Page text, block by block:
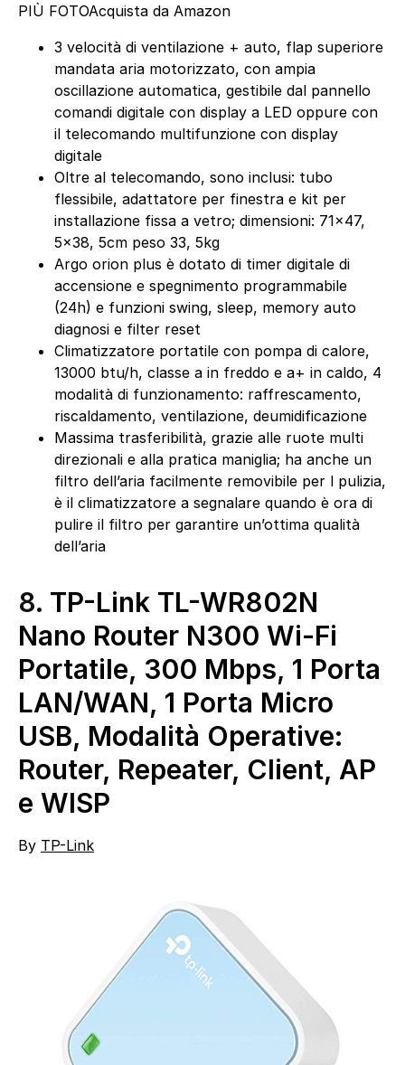
PIÙ FOTOAcquista da Amazon
3 velocità di ventilazione + auto, flap superiore
mandata aria motorizzato, con ampia
oscillazione automatica, gestibile dal pannello
comandi digitale con display a LED oppure con
il telecomando multifunzione con display
digitale
Oltre al telecomando, sono inclusi: tubo
flessibile, adattatore per finestra e kit per
installazione fissa a vetro; dimensioni: 71×47,
5×38, 5cm peso 33, 5kg
Argo orion plus è dotato di timer digitale di
accensione e spegnimento programmabile
(24h) e funzioni swing, sleep, memory auto
diagnosi e filter reset
Climatizzatore portatile con pompa di calore,
13000 btu/h, classe a in freddo e a+ in caldo, 4
modalità di funzionamento: raffrescamento,
riscaldamento, ventilazione, deumidificazione
Massima trasferibilità, grazie alle ruote multi
direzionali e alla pratica maniglia; ha anche un
filtro dell’aria facilmente removibile per l pulizia,
è il climatizzatore a segnalare quando è ora di
pulire il filtro per garantire un’ottima qualità
dell’aria
8. TP-Link TL-WR802N
Nano Router N300 Wi-Fi
Portatile, 300 Mbps, 1 Porta
LAN/WAN, 1 Porta Micro
USB, Modalità Operative:
Router, Repeater, Client, AP
e WISP
By TP-Link